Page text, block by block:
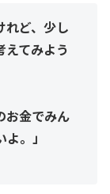
れど、少し
てみよう
お金でみん
。」